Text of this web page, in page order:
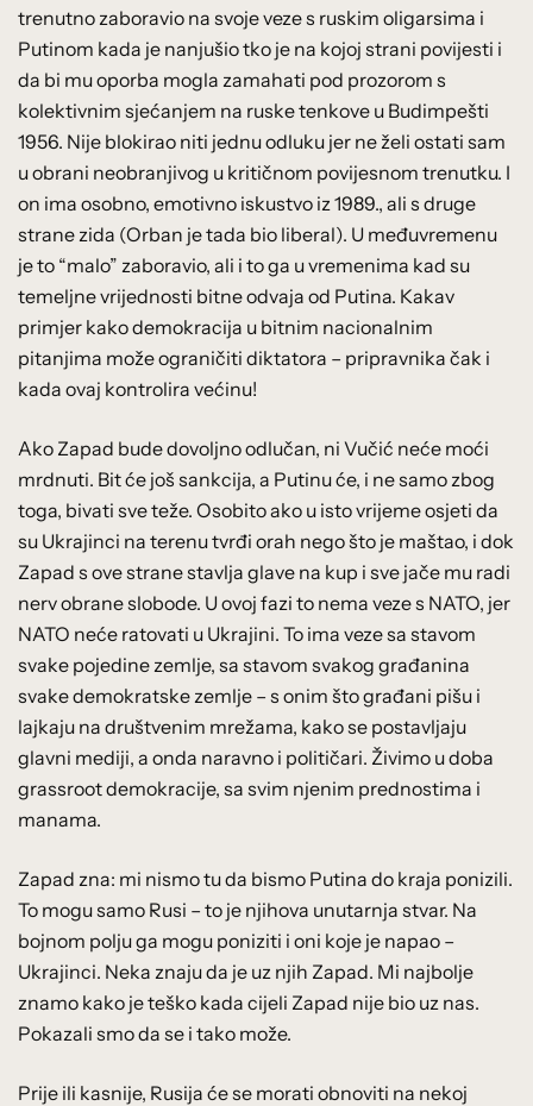
trenutno zaboravio na svoje veze s ruskim oligarsima i
Putinom kada je nanjušio tko je na kojoj strani povijesti i
da bi mu oporba mogla zamahati pod prozorom s
kolektivnim sjećanjem na ruske tenkove u Budimpešti
1956. Nije blokirao niti jednu odluku jer ne želi ostati sam
u obrani neobranjivog u kritičnom povijesnom trenutku. I
on ima osobno, emotivno iskustvo iz 1989., ali s druge
strane zida (Orban je tada bio liberal). U međuvremenu
je to “malo” zaboravio, ali i to ga u vremenima kad su
temeljne vrijednosti bitne odvaja od Putina. Kakav
primjer kako demokracija u bitnim nacionalnim
pitanjima može ograničiti diktatora – pripravnika čak i
kada ovaj kontrolira većinu!
Ako Zapad bude dovoljno odlučan, ni Vučić neće moći
mrdnuti. Bit će još sankcija, a Putinu će, i ne samo zbog
toga, bivati sve teže. Osobito ako u isto vrijeme osjeti da
su Ukrajinci na terenu tvrđi orah nego što je maštao, i dok
Zapad s ove strane stavlja glave na kup i sve jače mu radi
nerv obrane slobode. U ovoj fazi to nema veze s NATO, jer
NATO neće ratovati u Ukrajini. To ima veze sa stavom
svake pojedine zemlje, sa stavom svakog građanina
svake demokratske zemlje – s onim što građani pišu i
lajkaju na društvenim mrežama, kako se postavljaju
glavni mediji, a onda naravno i političari. Živimo u doba
grassroot demokracije, sa svim njenim prednostima i
manama.
Zapad zna: mi nismo tu da bismo Putina do kraja ponizili.
To mogu samo Rusi – to je njihova unutarnja stvar. Na
bojnom polju ga mogu poniziti i oni koje je napao –
Ukrajinci. Neka znaju da je uz njih Zapad. Mi najbolje
znamo kako je teško kada cijeli Zapad nije bio uz nas.
Pokazali smo da se i tako može.
Prije ili kasnije, Rusija će se morati obnoviti na nekoj